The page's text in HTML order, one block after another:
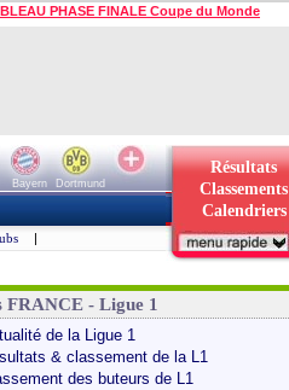
PHASE FINALE Coupe du Monde
Bayern
Dortmund
Résultats
Classements
Calendriers
|
FRANCE - Ligue 1
de la Ligue 1
& classement de la L1
des buteurs de L1